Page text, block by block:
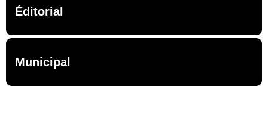
Éditorial
Municipal